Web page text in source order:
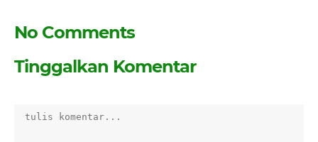
No Comments
Tinggalkan Komentar